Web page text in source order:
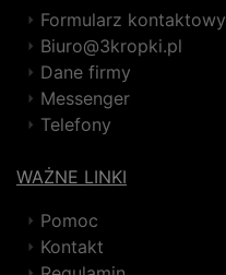
Formularz kontaktowy
Biuro@3kropki.pl
Dane firmy
Messenger
Telefony
WAŻNE LINKI
Pomoc
Kontakt